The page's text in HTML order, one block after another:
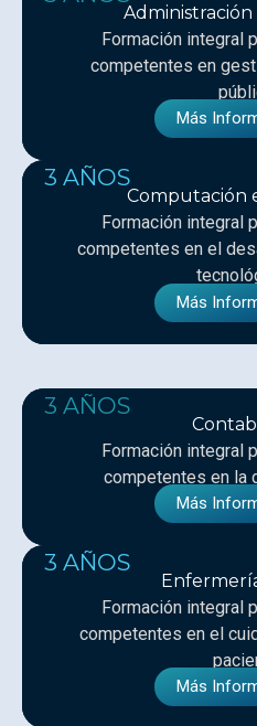
Administración
Formación integral
competentes en
Más
3 AÑOS
Computación
Formación integral
competentes en el
Más
3 AÑOS
Formación integral
competentes en la
Más
3 AÑOS
Formación integral
competentes en el
Más